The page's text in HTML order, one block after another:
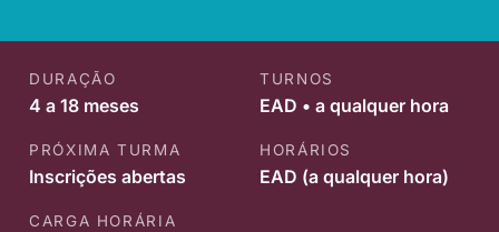
DURAÇÃO
4 a 18 meses
TURNOS
EAD • a qualquer hora
PRÓXIMA TURMA
Inscrições abertas
HORÁRIOS
EAD (a qualquer hora)
CARGA HORÁRIA